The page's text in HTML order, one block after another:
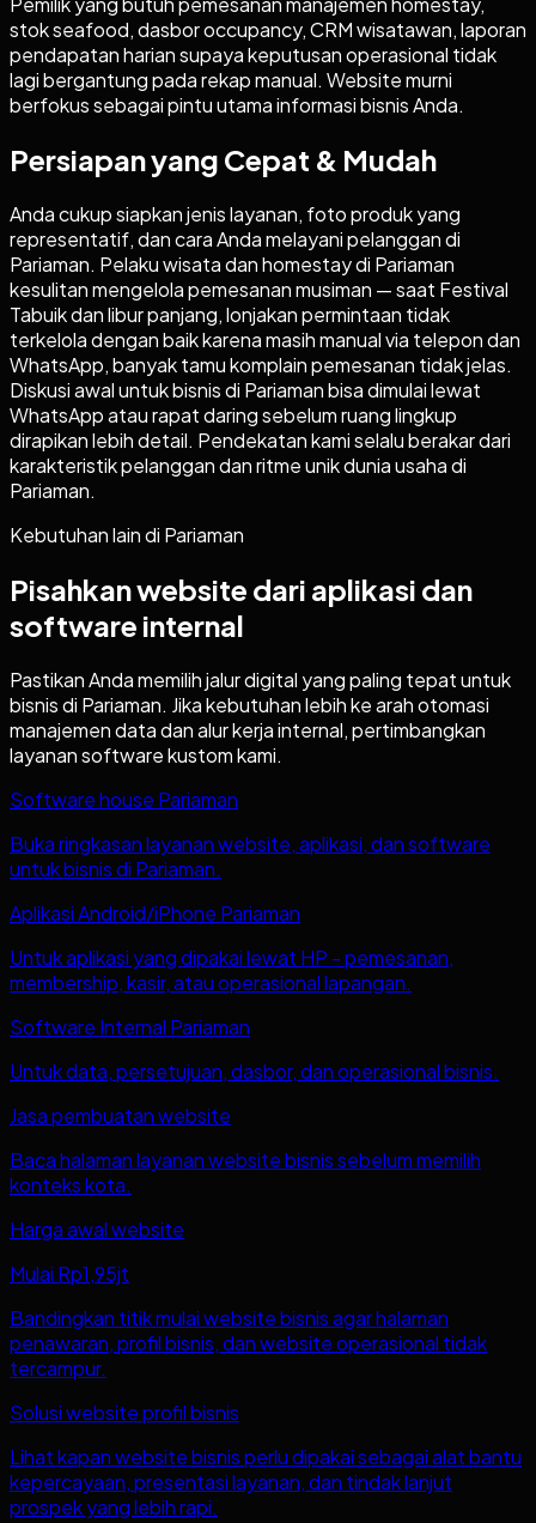
stok seafood, dasbor occupancy, CRM wisatawan, laporan
pendapatan harian supaya keputusan operasional tidak
lagi bergantung pada rekap manual. Website murni
berfokus sebagai pintu utama informasi bisnis Anda.
Persiapan yang Cepat & Mudah
Anda cukup siapkan jenis layanan, foto produk yang
representatif, dan cara Anda melayani pelanggan di
Pariaman. Pelaku wisata dan homestay di Pariaman
kesulitan mengelola pemesanan musiman — saat Festival
Tabuik dan libur panjang, lonjakan permintaan tidak
terkelola dengan baik karena masih manual via telepon dan
WhatsApp, banyak tamu komplain pemesanan tidak jelas.
Diskusi awal untuk bisnis di Pariaman bisa dimulai lewat
WhatsApp atau rapat daring sebelum ruang lingkup
dirapikan lebih detail. Pendekatan kami selalu berakar dari
karakteristik pelanggan dan ritme unik dunia usaha di
Pariaman.
Kebutuhan lain di Pariaman
Pisahkan website dari aplikasi dan
software internal
Pastikan Anda memilih jalur digital yang paling tepat untuk
bisnis di Pariaman. Jika kebutuhan lebih ke arah otomasi
manajemen data dan alur kerja internal, pertimbangkan
layanan software kustom kami.
Software house Pariaman
Buka ringkasan layanan website, aplikasi, dan software
untuk bisnis di Pariaman.
Aplikasi Android/iPhone Pariaman
Untuk aplikasi yang dipakai lewat HP - pemesanan,
membership, kasir, atau operasional lapangan.
Software Internal Pariaman
Untuk data, persetujuan, dasbor, dan operasional bisnis.
Jasa pembuatan website
Baca halaman layanan website bisnis sebelum memilih
konteks kota.
Harga awal website
Mulai Rp1,95jt
Bandingkan titik mulai website bisnis agar halaman
penawaran, profil bisnis, dan website operasional tidak
tercampur.
Solusi website profil bisnis
Lihat kapan website bisnis perlu dipakai sebagai alat bantu
kepercayaan, presentasi layanan, dan tindak lanjut
prospek yang lebih rapi.